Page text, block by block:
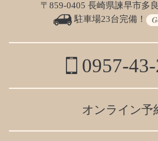
〒859-0405 長崎県諫早市多
駐車場23台完備！
0957-
オンライン